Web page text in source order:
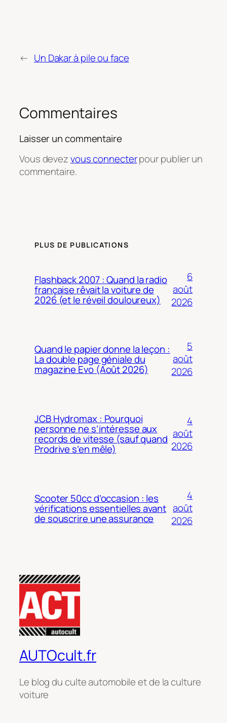
← Un Dakar à pile ou face
Commentaires
Laisser un commentaire
Vous devezvous connecterpour publier un
commentaire.
PLUS DE PUBLICATIONS
Flashback 2007 : Quand la radio
française rêvait la voiture de
2026 (et le réveil douloureux)
6
août
2026
Quand le papier donne la leçon :
La double page géniale du
magazine Evo (Août 2026)
5
août
2026
JCB Hydromax : Pourquoi
personne ne s’intéresse aux
records de vitesse (sauf quand
Prodrive s’en mêle)
4
août
2026
Scooter 50cc d’occasion : les
vérifications essentielles avant
de souscrire une assurance
4
août
2026
AUTOcult.fr
Le blog du culte automobile et de la culture
voiture